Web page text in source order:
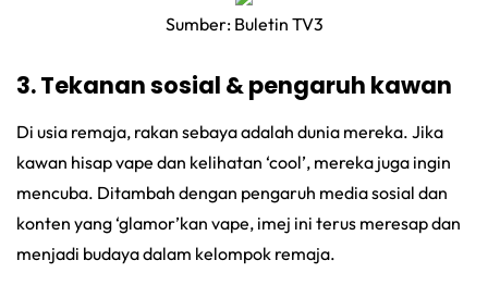
Sumber: Buletin TV3
3. Tekanan sosial & pengaruh kawan
Di usia remaja, rakan sebaya adalah dunia mereka. Jika
kawan hisap vape dan kelihatan ‘cool’, mereka juga ingin
mencuba. Ditambah dengan pengaruh media sosial dan
konten yang ‘glamor’kan vape, imej ini terus meresap dan
menjadi budaya dalam kelompok remaja.